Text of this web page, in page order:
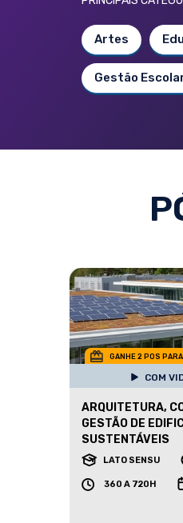
Artes
Gestão
GANHE 2 POS
COM
ARQUITETURA,
GESTÃO DE
SUSTENTÁVEIS
LATO SENSU
360 A 720H